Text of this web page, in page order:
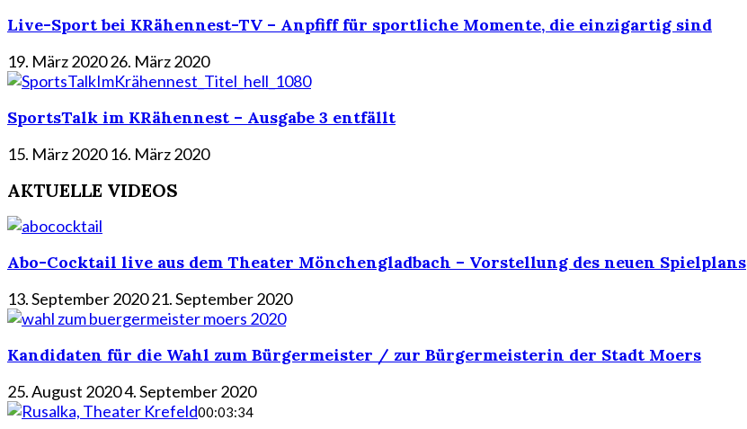
Live-Sport bei KRähennest-TV – Anpfiff für sportliche Momente, die einzigartig sind
19. März 202026. März 2020
SportsTalk im KRähennest – Ausgabe 3 entfällt
15. März 2020 16. März 2020
AKTUELLE VIDEOS
Abo-Cocktail live aus dem Theater Mönchengladbach – Vorstellung des neuen Spielplans
13. September 202021. September 2020
Kandidaten für die Wahl zum Bürgermeister / zur Bürgermeisterin der Stadt Moers
25. August 20204. September 2020
00:03:34